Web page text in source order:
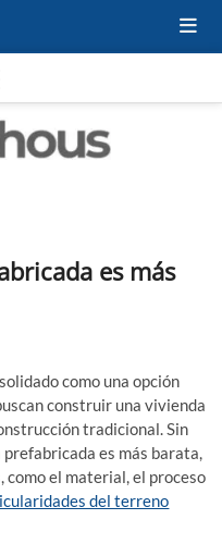
casa
es más
como una opción
construir una vivienda
tradicional. Sin
es más barata,
el material, el proceso
del terreno